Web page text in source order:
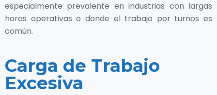
especialmente prevalente en industrias con largas
horas operativas o donde el trabajo por turnos es
común.
Carga de Trabajo
Excesiva